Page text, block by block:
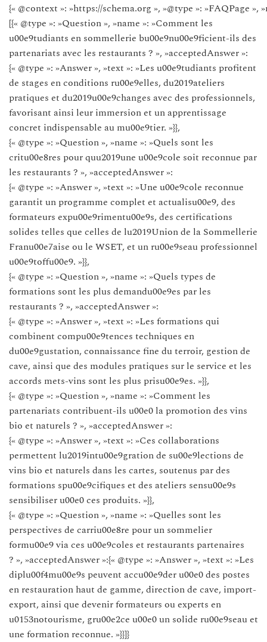
{« @context »: »https://schema.org », »@type »: »FAQPage »,
[{« @type »: »Question », »name »: »Comment les
u00e9tudiants en sommellerie bu00e9nu00e9ficient-ils des
partenariats avec les restaurants ? », »acceptedAnswer »:
{« @type »: »Answer », »text »: »Les u00e9tudiants profitent
de stages en conditions ru00e9elles, du2019ateliers
pratiques et du2019u00e9changes avec des professionnels,
favorisant ainsi leur immersion et un apprentissage
concret indispensable au mu00e9tier. »}},
{« @type »: »Question », »name »: »Quels sont les
critu00e8res pour quu2019une u00e9cole soit reconnue par
les restaurants ? », »acceptedAnswer »:
{« @type »: »Answer », »text »: »Une u00e9cole reconnue
garantit un programme complet et actualisu00e9, des
formateurs expu00e9rimentu00e9s, des certifications
solides telles que celles de lu2019Union de la Sommellerie
Franu00e7aise ou le WSET, et un ru00e9seau professionnel
u00e9toffu00e9. »}},
{« @type »: »Question », »name »: »Quels types de
formations sont les plus demandu00e9es par les
restaurants ? », »acceptedAnswer »:
{« @type »: »Answer », »text »: »Les formations qui
combinent compu00e9tences techniques en
du00e9gustation, connaissance fine du terroir, gestion de
cave, ainsi que des modules pratiques sur le service et les
accords mets-vins sont les plus prisu00e9es. »}},
{« @type »: »Question », »name »: »Comment les
partenariats contribuent-ils u00e0 la promotion des vins
bio et naturels ? », »acceptedAnswer »:
{« @type »: »Answer », »text »: »Ces collaborations
permettent lu2019intu00e9gration de su00e9lections de
vins bio et naturels dans les cartes, soutenus par des
formations spu00e9cifiques et des ateliers sensu00e9s
sensibiliser u00e0 ces produits. »}},
{« @type »: »Question », »name »: »Quelles sont les
perspectives de carriu00e8re pour un sommelier
formu00e9 via ces u00e9coles et restaurants partenaires
? », »acceptedAnswer »:{« @type »: »Answer », »text »: »Les
diplu00f4mu00e9s peuvent accu00e9der u00e0 des postes
en restauration haut de gamme, direction de cave, import-
export, ainsi que devenir formateurs ou experts en
u0153notourisme, gru00e2ce u00e0 un solide ru00e9seau et
une formation reconnue. »}}]}